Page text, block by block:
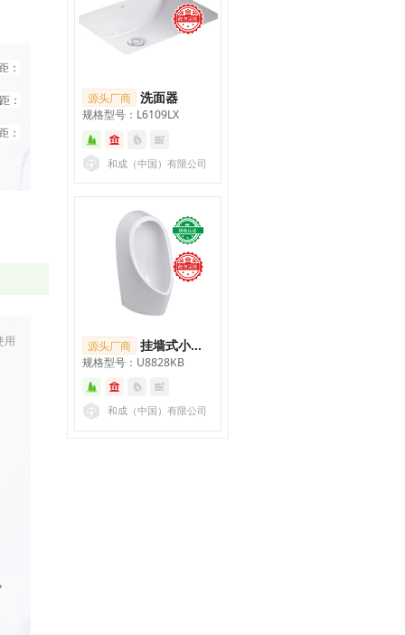
：
：
：
用
源头厂商 洗面器
规格型号：L6109LX
和成（中国）有限公司
源头厂商 挂墙式小便斗
规格型号：U8828KB
和成（中国）有限公司